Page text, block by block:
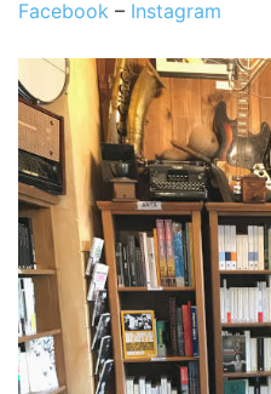
Facebook – Instagram